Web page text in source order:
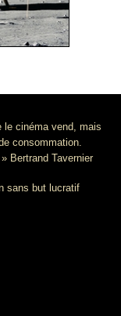
le cinéma vend, mais
consommation.
Bertrand Tavernier
sans but lucratif